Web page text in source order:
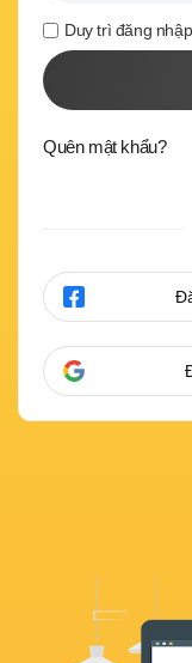
Duy trì đăng nhập
Quên mật khẩu?